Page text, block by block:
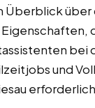
Überblick über
bei
und